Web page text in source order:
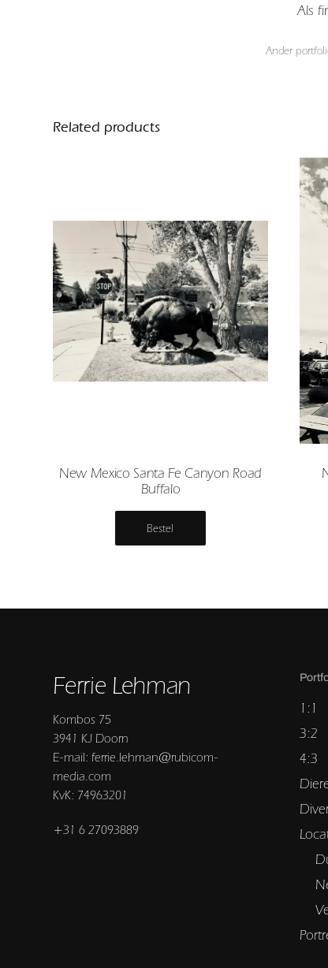
Als
Ander
Related products
New Mexico Santa Fe Canyon Road
Buffalo
Bestel
Ferrie Lehman
Kombos 75
3941 KJ Doorn
E-mail: ferrie.lehman@rubicom-
media.com
KvK: 74963201
+31 6 27093889
1:1
3:2
4:3